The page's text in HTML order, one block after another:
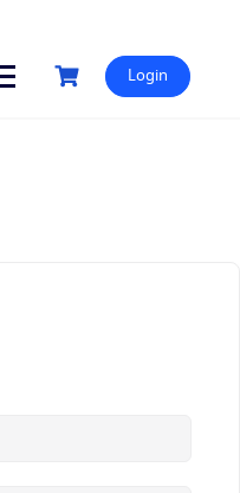
Login